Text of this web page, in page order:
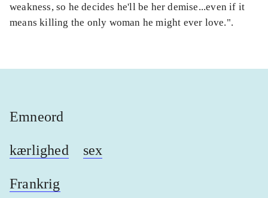
weakness, so he decides he'll be her demise...even if it
means killing the only woman he might ever love.".
Emneord
kærlighed sex
Frankrig